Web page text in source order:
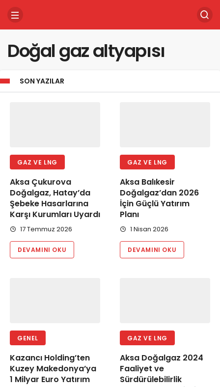
Doğal gaz altyapısı
SON YAZILAR
GAZ VE LNG
Aksa Çukurova
Doğalgaz, Hatay’da
Şebeke Hasarlarına
Karşı Kurumları Uyardı
17 Temmuz 2026
DEVAMINI OKU
GAZ VE LNG
Aksa Balıkesir
Doğalgaz’dan 2026
İçin Güçlü Yatırım
Planı
1 Nisan 2026
DEVAMINI OKU
GENEL
Kazancı Holding’ten
Kuzey Makedonya’ya
1 Milyar Euro Yatırım
GAZ VE LNG
Aksa Doğalgaz 2024
Faaliyet ve
Sürdürülebilirlik